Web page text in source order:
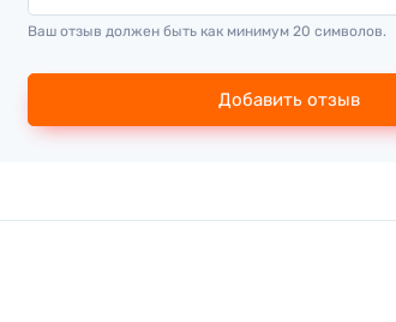
Ваш отзыв должен быть как минимум 20 символов.
Добавить отзыв